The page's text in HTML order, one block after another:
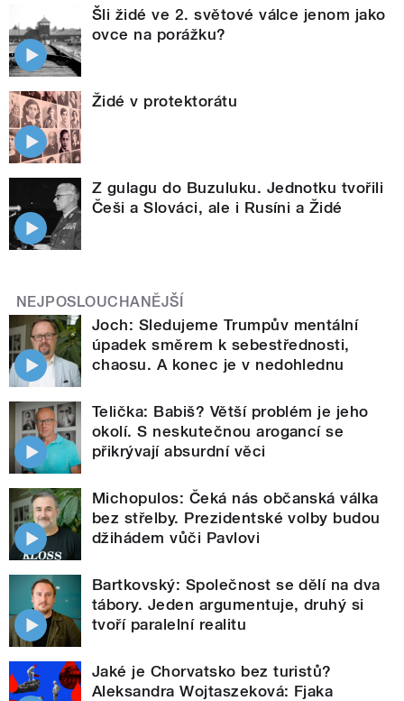
Šli židé ve 2. světové válce jenom jako
ovce na porážku?
Židé v protektorátu
Z gulagu do Buzuluku. Jednotku tvořili
Češi a Slováci, ale i Rusíni a Židé
NEJPOSLOUCHANĚJŠÍ
Joch: Sledujeme Trumpův mentální
úpadek směrem k sebestřednosti,
chaosu. A konec je v nedohlednu
Telička: Babiš? Větší problém je jeho
okolí. S neskutečnou arogancí se
přikrývají absurdní věci
Michopulos: Čeká nás občanská válka
bez střelby. Prezidentské volby budou
džihádem vůči Pavlovi
Bartkovský: Společnost se dělí na dva
tábory. Jeden argumentuje, druhý si
tvoří paralelní realitu
Jaké je Chorvatsko bez turistů?
Aleksandra Wojtaszeková: Fjaka